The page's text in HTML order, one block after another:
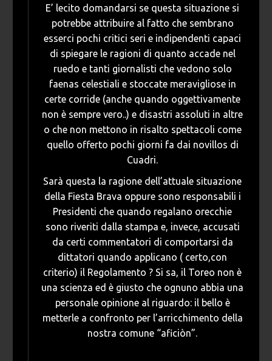
E’ lecito domandarsi se questa situazione si
potrebbe attribuire al fatto che sembrano
esserci pochi critici seri e indipendenti capaci
di spiegare le ragioni di quanto accade nel
ruedo e tanti giornalisti che vedono solo
faenas celestiali e stoccate meravigliose in
certe corride (anche quando oggettivamente
non è sempre vero..) e disastri assoluti in altre
o che non mettono in risalto spettacoli come
quello offerto pochi giorni fa dai novillos di
Cuadri.
Sarà questa la ragione dell’attuale situazione
della Fiesta Brava oppure sono responsabili i
Presidenti che quando regalano orecchie
sono riveriti dalla stampa e, invece, accusati
da certi commentatori di comportarsi da
dittatori quando applicano ( certo,con
criterio) il Regolamento ? Si sa, il Toreo non è
una scienza ed è giusto che ognuno abbia una
personale opinione al riguardo: il bello è
metterle a confronto per l’arricchimento della
nostra comune “aficiòn”.